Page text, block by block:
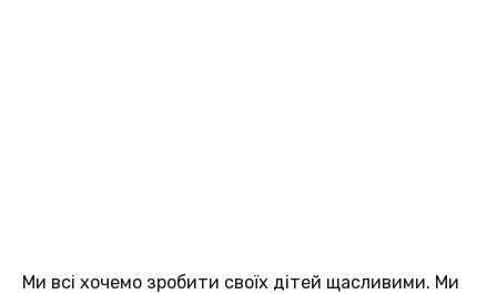
Ми всі хочемо зробити своїх дітей щасливими. Ми